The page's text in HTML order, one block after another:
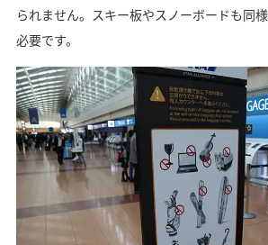
られません。スキー板やスノーボードも同
必要です。